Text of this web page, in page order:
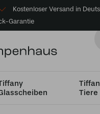
Kostenloser Versand in
Garantie
Tiere
3 x Tiffany So Long Frank